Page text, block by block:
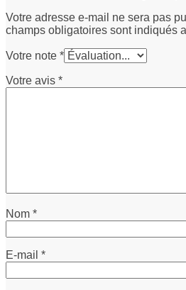
Votre adresse e-mail ne sera pas
champs obligatoires sont indiqués
Votre note *
Votre avis *
Nom *
E-mail *